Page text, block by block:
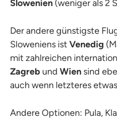
Slowenien (weniger als 2
Der andere günstigste
Sloweniens ist Venedig
mit zahlreichen
Zagreb und Wien sind
auch wenn letzteres
Andere Optionen: Pula,